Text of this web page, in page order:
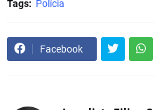
Tags: Polícia
Facebook